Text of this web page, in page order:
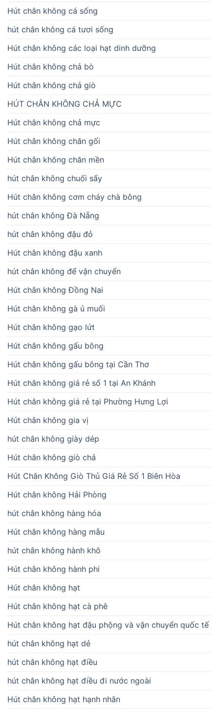
Hút chân không cá sống
hút chân không cá tươi sống
Hút chân không các loại hạt dinh dưỡng
Hút chân không chả bò
Hút chân không chả giò
HÚT CHÂN KHÔNG CHẢ MỰC
Hút chân không chả mực
Hút chân không chăn gối
Hút chân không chăn mền
hút chân không chuối sấy
Hút chân không cơm cháy chà bông
hút chân không Đà Nẵng
hút chân không đậu đỏ
Hút chân không đậu xanh
hút chân không để vận chuyển
Hút chân không Đồng Nai
Hút chân không gà ủ muối
Hút chân không gạo lứt
Hút chân không gấu bông
Hút chân không gấu bông tại Cần Thơ
Hút chân không giá rẻ số 1 tại An Khánh
Hút chân không giá rẻ tại Phường Hưng Lợi
Hút chân không gia vị
hút chân không giày dép
Hút chân không giò chả
Hút Chân Không Giò Thủ Giá Rẻ Số 1 Biên Hòa
Hút chân không Hải Phòng
hút chân không hàng hóa
Hút chân không hàng mẫu
hút chân không hành khô
Hút chân không hành phi
Hút chân không hạt
Hút chân không hạt cà phê
Hút chân không hạt đậu phộng và vận chuyển quốc tế
hút chân không hạt dẻ
hút chân không hạt điều
hút chân không hạt điều đi nước ngoài
Hút chân không hạt hạnh nhân